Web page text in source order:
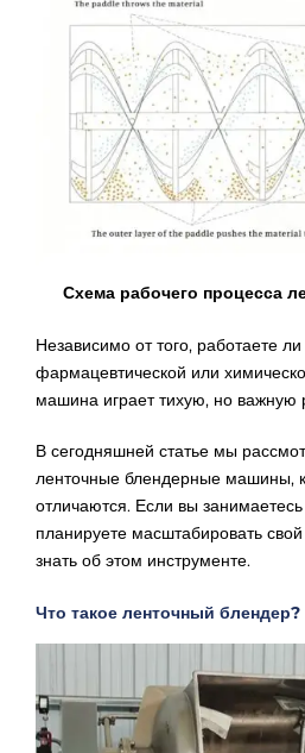
Схема рабочего процесса
Независимо от того, работаете
фармацевтической или
машина играет тихую, но важную
В сегодняшней статье мы
ленточные блендерные машины,
отличаются. Если вы
планируете масштабировать
знать об этом инструменте.
Что такое ленточный блендер?